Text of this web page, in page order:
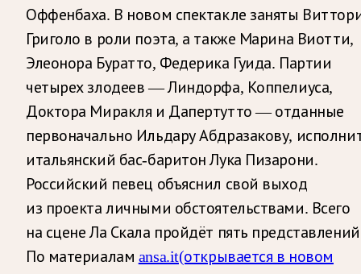
Оффенбаха. В новом спектакле заняты
Григоло в роли поэта, а также Марина Виотти,
Элеонора Буратто, Федерика Гуида. Партии
четырех злодеев — Линдорфа, Коппелиуса,
Доктора Миракля и Дапертутто — отданные
первоначально Ильдару Абдразакову,
итальянский бас-баритон Лука Пизарони.
Российский певец объяснил свой выход
из проекта личными обстоятельствами. Всего
на сцене Ла Скала пройдёт пять
По материалам ansa.it(открывается в новом